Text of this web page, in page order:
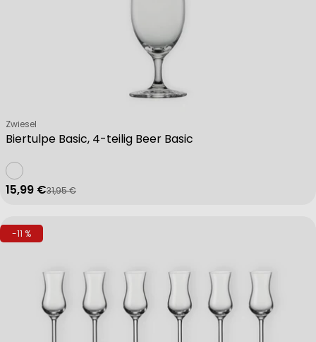
Biertulpe Basic, 4-teilig Beer Basic
Verkäufer:
Zwiesel
Verkaufspreis
15,99 €
Regulärer Preis
31,95 €
-11 %